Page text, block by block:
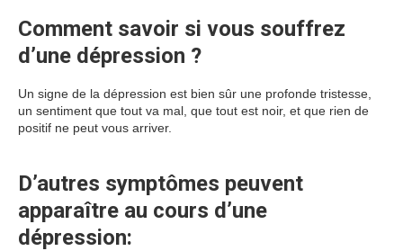
Comment savoir si vous souffrez
d’une dépression ?
Un signe de la dépression est bien sûr une profonde tristesse,
un sentiment que tout va mal, que tout est noir, et que rien de
positif ne peut vous arriver.
D’autres symptômes peuvent
apparaître au cours d’une
dépression: